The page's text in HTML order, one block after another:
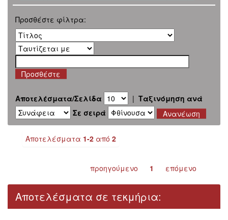
Προσθέστε φίλτρα:
Αποτελέσματα/Σελίδα | Ταξινόμηση ανά
Σε σειρά
Αποτελέσματα 1-2 από 2
προηγούμενο 1 επόμενο
Αποτελέσματα σε τεκμήρια: